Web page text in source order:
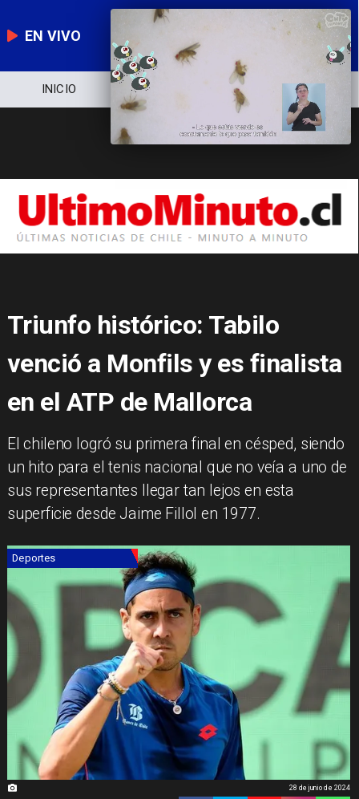
EN VIVO
NOTICIERO ECONOMÍA
Triunfo histórico: Tabilo
venció a Monfils y es finalista
en el ATP de Mallorca
​El chileno logró su primera final en césped, siendo
un hito para el tenis nacional que no veía a uno de
sus representantes llegar tan lejos en esta
superficie desde Jaime Fillol en 1977.
Deportes
28 de junio de 2024